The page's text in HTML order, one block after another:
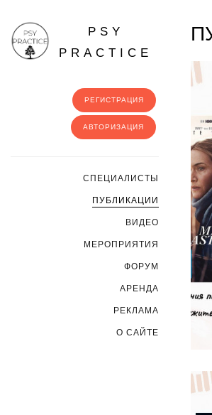
PSY
PRACTICE
РЕГИСТРАЦИЯ
АВТОРИЗАЦИЯ
CПЕЦИАЛИСТЫ
ПУБЛИКАЦИИ
ВИДЕО
МЕРОПРИЯТИЯ
ФОРУМ
АРЕНДА
РЕКЛАМА
О САЙТЕ